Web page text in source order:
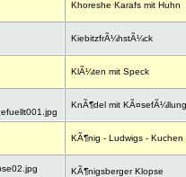
Khoreshe Karafs mit Huhn
KiebitzfrÃ¼hstÃ¼ck
KlÃ¼ten mit Speck
KnÃ¶del mit KÃ¤sefÃ¼llung
KÃ¶nig - Ludwigs - Kuchen
KÃ¶nigsberger Klopse